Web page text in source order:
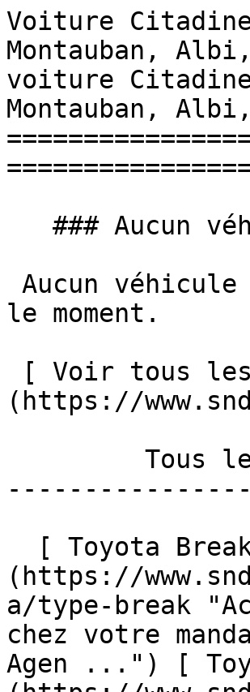
Voiture
Montauban,
voiture
Montauban,
le moment.
(https://
(https://
a/type-break
chez votre
Agen ...") [